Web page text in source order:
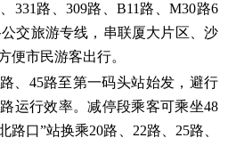
331路、309路、B11路、M30路6
交旅游专线，串联厦大片区、沙
便市民游客出行。
、45路至第一码头站始发，避行
运行效率。减停段乘客可乘坐48
路口”站换乘20路、22路、25路、